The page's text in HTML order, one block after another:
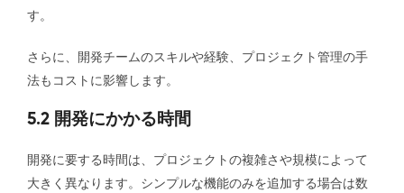
す。
さらに、開発チームのスキルや経験、プロジェクト管理の手
法もコストに影響します。
5.2 開発にかかる時間
開発に要する時間は、プロジェクトの複雑さや規模によって
大きく異なります。シンプルな機能のみを追加する場合は数